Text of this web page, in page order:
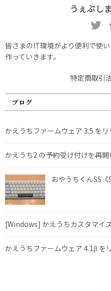
うぇぶし
皆さまのIT環境がより便利で使
作っていきます。
特定商取引
ブログ
かえうちファームウェア 3.5 を
かえうち2 の予約受け付けを再
おやうちくんSS
[Windows] かえうちカスタマイ
かえうちファームウェア 4.1β を